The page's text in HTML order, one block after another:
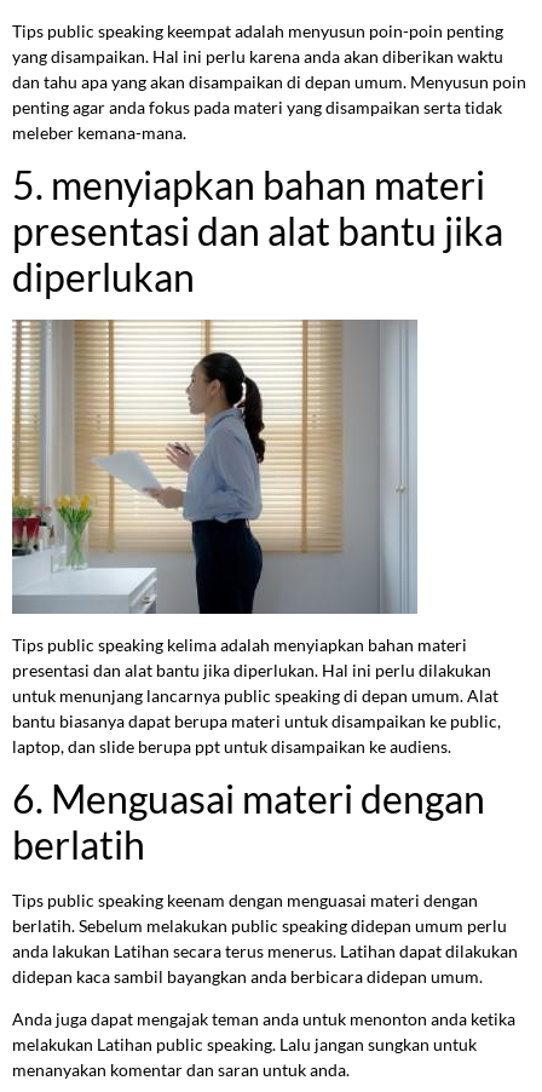
Tips public speaking keempat adalah menyusun poin-poin penting
yang disampaikan. Hal ini perlu karena anda akan diberikan waktu
dan tahu apa yang akan disampaikan di depan umum. Menyusun poin
penting agar anda fokus pada materi yang disampaikan serta tidak
meleber kemana-mana.
5. menyiapkan bahan materi
presentasi dan alat bantu jika
diperlukan
Tips public speaking kelima adalah menyiapkan bahan materi
presentasi dan alat bantu jika diperlukan. Hal ini perlu dilakukan
untuk menunjang lancarnya public speaking di depan umum. Alat
bantu biasanya dapat berupa materi untuk disampaikan ke public,
laptop, dan slide berupa ppt untuk disampaikan ke audiens.
6. Menguasai materi dengan
berlatih
Tips public speaking keenam dengan menguasai materi dengan
berlatih. Sebelum melakukan public speaking didepan umum perlu
anda lakukan Latihan secara terus menerus. Latihan dapat dilakukan
didepan kaca sambil bayangkan anda berbicara didepan umum.
Anda juga dapat mengajak teman anda untuk menonton anda ketika
melakukan Latihan public speaking. Lalu jangan sungkan untuk
menanyakan komentar dan saran untuk anda.